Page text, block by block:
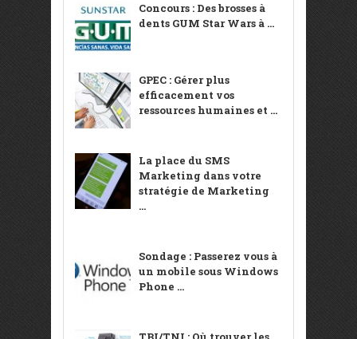
Concours : Des brosses à
dents GUM Star Wars à ...
GPEC : Gérer plus
efficacement vos
ressources humaines et ...
La place du SMS
Marketing dans votre
stratégie de Marketing
...
Sondage : Passerez vous à
un mobile sous Windows
Phone ...